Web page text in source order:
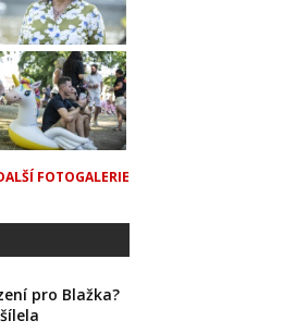
FOTOGALERIE
pro Blažka?